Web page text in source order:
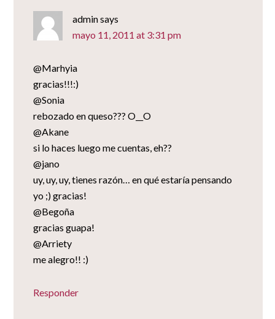
adminsays
mayo 11, 2011 at 3:31 pm
@Marhyia
gracias!!!:)
@Sonia
rebozado en queso??? O__O
@Akane
si lo haces luego me cuentas, eh??
@jano
uy, uy, uy, tienes razón… en qué estaría pensando
yo ;) gracias!
@Begoña
gracias guapa!
@Arriety
me alegro!! :)
Responder